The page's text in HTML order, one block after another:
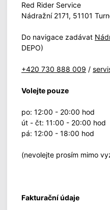
Red Rider Service
Nádražní 2171, 51101
Do navigace zadávat
DEPO)
+420 730 888 009 /
Volejte pouze
po: 12:00 - 20:00 hod
út - čt: 11:00 - 20:00 hod
pá: 12:00 - 18:00 hod
(nevolejte prosím mimo
Fakturační údaje